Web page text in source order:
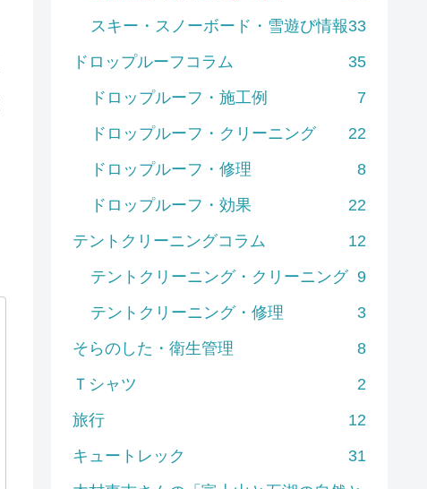
スキー・スノーボード・雪遊び情報33
ドロップルーフコラム
35
ドロップルーフ・施工例
7
ドロップルーフ・クリーニング
22
ドロップルーフ・修理
8
ドロップルーフ・効果
22
テントクリーニングコラム
12
テントクリーニング・クリーニング 9
テントクリーニング・修理
3
そらのした・衛生管理
8
Ｔシャツ
2
旅行
12
キュートレック
31